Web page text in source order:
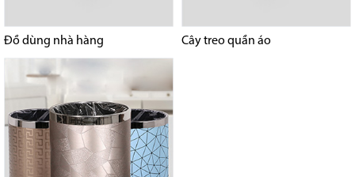
Đồ dùng nhà hàng Cây treo quần áo